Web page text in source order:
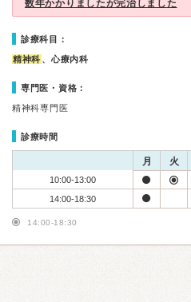
数年かかりましたが完治しました
診療科目：
精神科 、心療内科
専門医・資格：
精神科専門医
診療時間
月 火
10:00-13:00
14:00-18:30
14:00-18:30